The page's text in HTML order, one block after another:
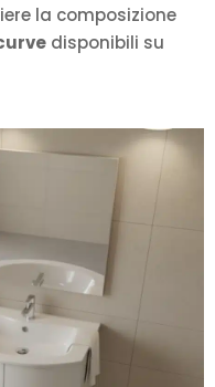
la composizione
disponibili su